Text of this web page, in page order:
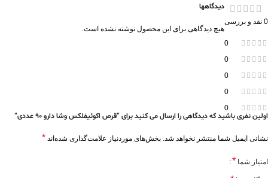
0 نقد و بررسی
0
0
0
0
0
دیدگاهها
هیچ دیدگاهی برای این محصول نوشته نشده است.
اولین نفری باشید که دیدگاهی را ارسال می کنید برای “قرص اکوئیفلکس وشا دارو 90 عددی”
نشانی ایمیل شما منتشر نخواهد شد. بخش‌های موردنیاز علامت‌گذاری شده‌اند *
امتیاز شما *